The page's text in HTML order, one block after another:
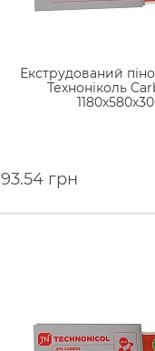
Екструдований
Техноніколь
93.54 грн